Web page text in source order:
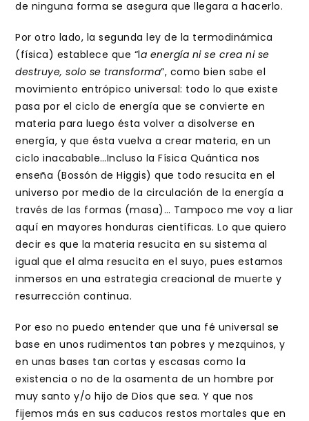
de ninguna forma se asegura que llegara a hacerlo.
Por otro lado, la segunda ley de la termodinámica
(física) establece que “la energía ni se crea ni se
destruye, solo se transforma”, como bien sabe el
movimiento entrópico universal: todo lo que existe
pasa por el ciclo de energía que se convierte en
materia para luego ésta volver a disolverse en
energía, y que ésta vuelva a crear materia, en un
ciclo inacabable…Incluso la Física Quántica nos
enseña (Bossón de Higgis) que todo resucita en el
universo por medio de la circulación de la energía a
través de las formas (masa)… Tampoco me voy a liar
aquí en mayores honduras científicas. Lo que quiero
decir es que la materia resucita en su sistema al
igual que el alma resucita en el suyo, pues estamos
inmersos en una estrategia creacional de muerte y
resurrección continua.
Por eso no puedo entender que una fé universal se
base en unos rudimentos tan pobres y mezquinos, y
en unas bases tan cortas y escasas como la
existencia o no de la osamenta de un hombre por
muy santo y/o hijo de Dios que sea. Y que nos
fijemos más en sus caducos restos mortales que en